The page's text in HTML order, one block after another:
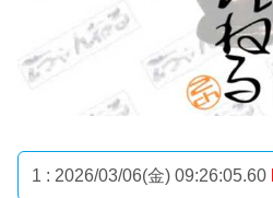
1 : 2026/03/06(金) 09:26:05.60